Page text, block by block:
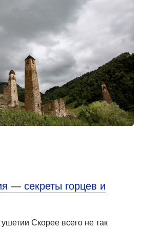
— секреты горцев и
Скорее всего не так